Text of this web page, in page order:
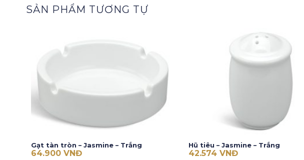
SẢN PHẨM TƯƠNG TỰ
Gạt tàn tròn – Jasmine – Trắng
64.900 VNĐ
Hũ tiêu – Jasmine – Trắng
42.574 VNĐ